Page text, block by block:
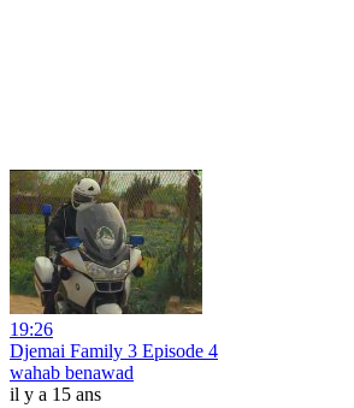
19:26
Djemai Family 3 Episode 4
wahab benawad
il y a 15 ans